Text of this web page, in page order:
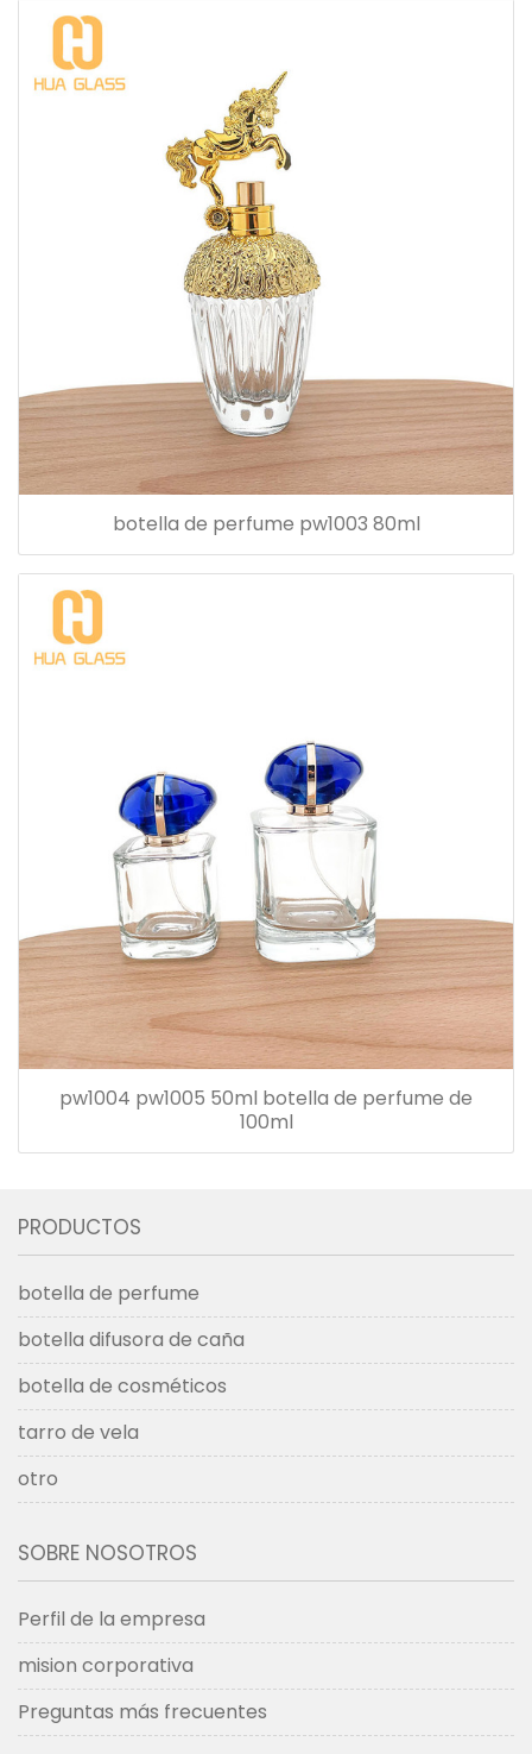
botella de perfume pw1003 80ml
pw1004 pw1005 50ml botella de perfume de
100ml
PRODUCTOS
botella de perfume
botella difusora de caña
botella de cosméticos
tarro de vela
otro
SOBRE NOSOTROS
Perfil de la empresa
mision corporativa
Preguntas más frecuentes